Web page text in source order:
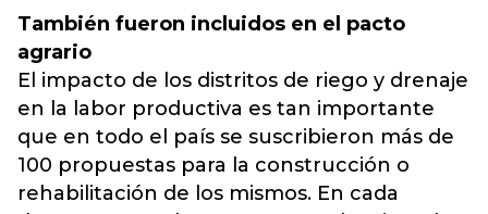
También fueron incluidos en el pacto
agrario
El impacto de los distritos de riego y drenaje
en la labor productiva es tan importante
que en todo el país se suscribieron más de
100 propuestas para la construcción o
rehabilitación de los mismos. En cada